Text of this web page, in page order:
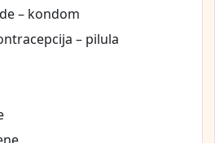
– kondom
– pilula